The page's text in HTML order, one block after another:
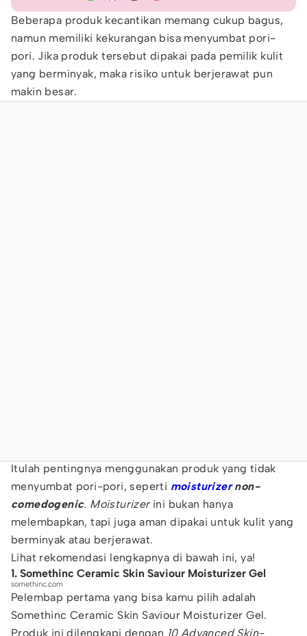
Beberapa produk kecantikan memang cukup bagus,
namun memiliki kekurangan bisa menyumbat pori-
pori. Jika produk tersebut dipakai pada pemilik kulit
yang berminyak, maka risiko untuk berjerawat pun
makin besar.
Itulah pentingnya menggunakan produk yang tidak
menyumbat pori-pori, seperti moisturizernon-
comedogenic. Moisturizerini bukan hanya
melembapkan, tapi juga aman dipakai untuk kulit yang
berminyak atau berjerawat.
Lihat rekomendasi lengkapnya di bawah ini, ya!
1. Somethinc Ceramic Skin Saviour Moisturizer Gel
somethinc.com
Pelembap pertama yang bisa kamu pilih adalah
Somethinc Ceramic Skin Saviour Moisturizer Gel.
Produk ini dilengkapi dengan 10 Advanced Skin-